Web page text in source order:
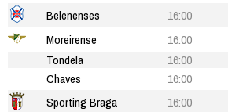
Belenenses
16:00
Moreirense
16:00
Tondela
16:00
Chaves
16:00
Sporting Braga
16:00